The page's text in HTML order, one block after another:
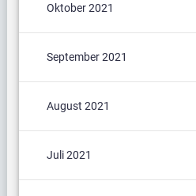
Oktober 2021
September 2021
August 2021
Juli 2021